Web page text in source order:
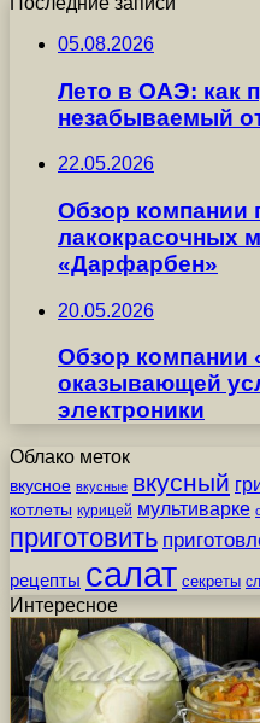
05.08.2026
Лето в ОАЭ: как
незабываемый
22.05.2026
Обзор компании
лакокрасочных
«Дарфарбен»
20.05.2026
Обзор компании
оказывающей
электроники
Облако меток
вкусное вкусные вкусный
котлеты курицей мультиварке
приготовить
рецепты салат секреты
Интересное